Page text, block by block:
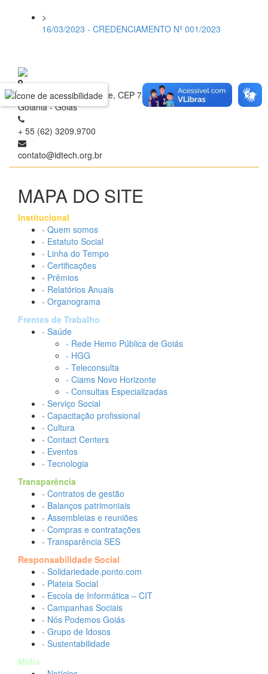
>
16/03/2023 - CREDENCIAMENTO Nº 001/2023
Rua 1 nº 60, Setor Oeste, CEP 74.115-040
Goiânia - Goiás
+ 55 (62) 3209.9700
contato@idtech.org.br
MAPA DO SITE
Institucional
- Quem somos
- Estatuto Social
- Linha do Tempo
- Certificações
- Prêmios
- Relatórios Anuais
- Organograma
Frentes de Trabalho
- Saúde
- Rede Hemo Pública de Goiás
- HGG
- Teleconsulta
- Ciams Novo Horizonte
- Consultas Especializadas
- Serviço Social
- Capacitação profissional
- Cultura
- Contact Centers
- Eventos
- Tecnologia
Transparência
- Contratos de gestão
- Balanços patrimoniais
- Assembleias e reuniões
- Compras e contratações
- Transparência SES
Responsabilidade Social
- Solidariedade.ponto.com
- Plateia Social
- Escola de Informática – CIT
- Campanhas Sociais
- Nós Podemos Goiás
- Grupo de Idosos
- Sustentabilidade
Mídia